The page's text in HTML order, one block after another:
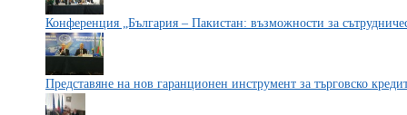
Конференция „България – Пакистан: възможности за
Представяне на нов гаранционен инструмент за търговско